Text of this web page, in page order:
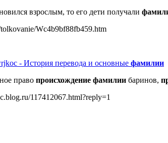
взрослым, то его дети получали
Wc4b9bf88fb459.htm
- История перевода и основные фамилии
право происхождение фамилии баринов,
117412067.html?reply=1